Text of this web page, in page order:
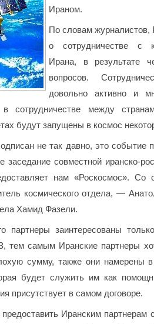
Ираном.
По словам журналистов,
о сотрудничестве с
Ирана, в результате
вопросов.
довольно активно и
сотрудничестве между
будут запущены в космос
не так давно, это событие
заседание совместной иранско-
нам «Роскосмос». Со
космического отдела, —
Хамид Фазели.
партнеры заинтересованы
тем самым Иранские партнеры
сумму, также они намерены
будет служить им как
присутствует в самом договоре.
Иранским партнерам